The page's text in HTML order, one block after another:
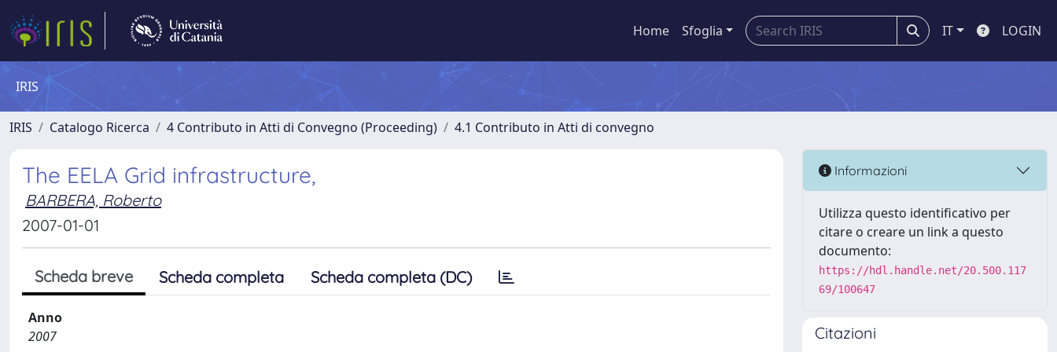
Home Sfoglia IT LOGIN
IRIS
IRIS Catalogo Ricerca 4 Contributo in Atti di Convegno (Proceeding) 4.1 Contributo in Atti di convegno
The EELA Grid infrastructure,
BARBERA, Roberto
2007-01-01
Scheda breve Scheda completa Scheda completa (DC)
Anno
2007
Informazioni
Utilizza questo identificativo per
citare o creare un link a questo
documento:
https://hdl.handle.net/20.500.117
69/100647
Citazioni